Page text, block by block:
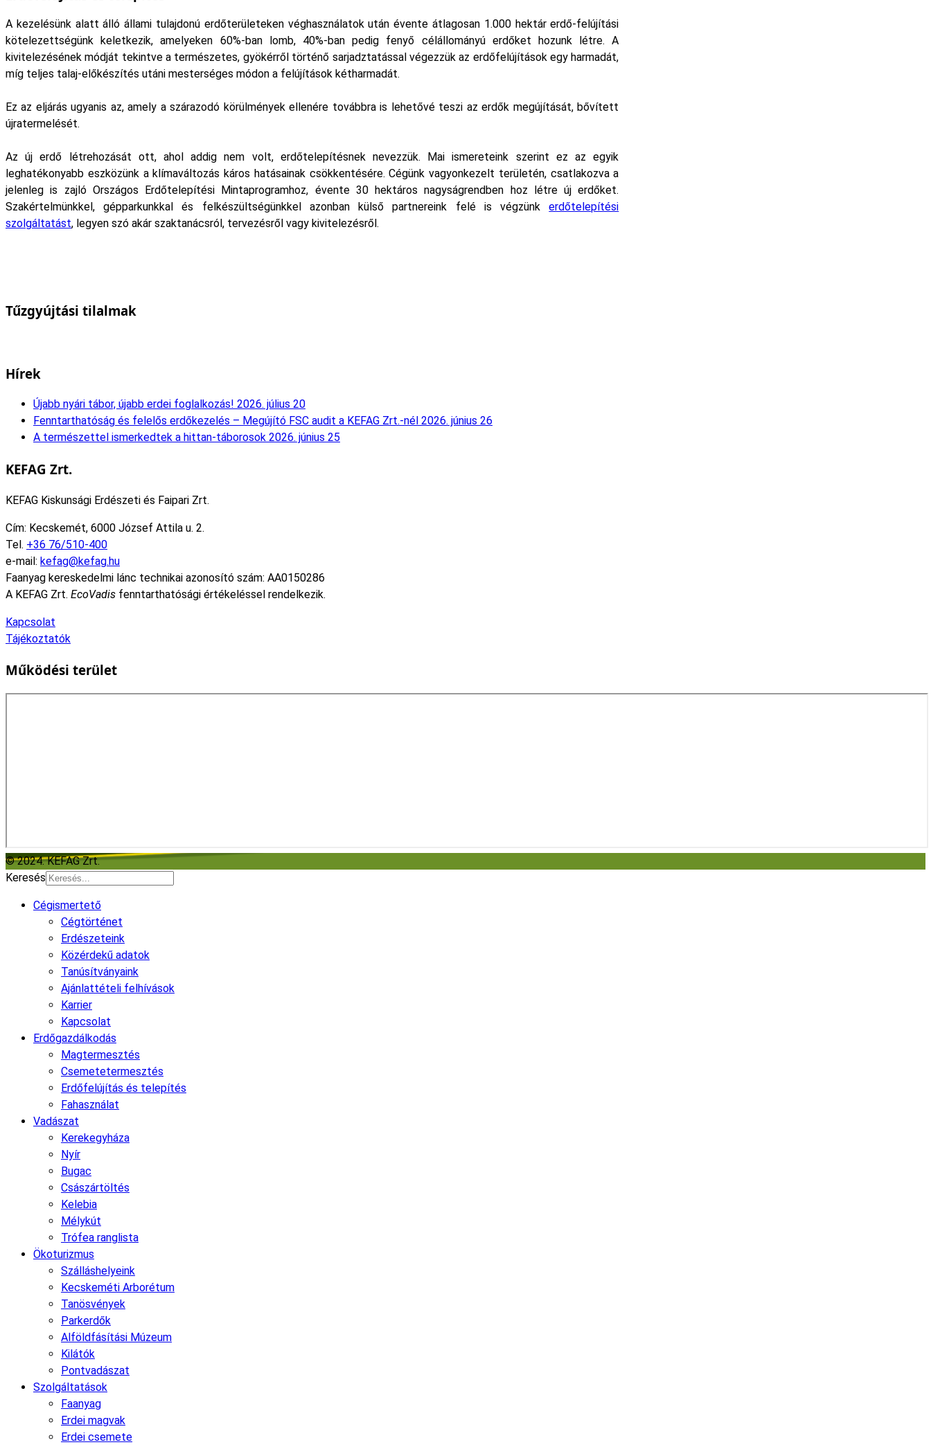
A kezelésünk alatt álló állami tulajdonú erdőterületeken véghasználatok után évente átlagosan 1.000 hektár erdő-felújítási
kötelezettségünk keletkezik, amelyeken 60%-ban lomb, 40%-ban pedig fenyő célállományú erdőket hozunk létre. A
kivitelezésének módját tekintve a természetes, gyökérről történő sarjadztatással végezzük az erdőfelújítások egy harmadát,
míg teljes talaj-előkészítés utáni mesterséges módon a felújítások kétharmadát.
Ez az eljárás ugyanis az, amely a szárazodó körülmények ellenére továbbra is lehetővé teszi az erdők megújítását, bővített
újratermelését.
Az új erdő létrehozását ott, ahol addig nem volt, erdőtelepítésnek nevezzük. Mai ismereteink szerint ez az egyik
leghatékonyabb eszközünk a klímaváltozás káros hatásainak csökkentésére. Cégünk vagyonkezelt területén, csatlakozva a
jelenleg is zajló Országos Erdőtelepítési Mintaprogramhoz, évente 30 hektáros nagyságrendben hoz létre új erdőket.
Szakértelmünkkel, gépparkunkkal és felkészültségünkkel azonban külső partnereink felé is végzünkerdőtelepítési
szolgáltatást, legyen szó akár szaktanácsról, tervezésről vagy kivitelezésről.
Tűzgyújtási tilalmak
Hírek
Újabb nyári tábor, újabb erdei foglalkozás! 2026. július 20
Fenntarthatóság és felelős erdőkezelés – Megújító FSC audit a KEFAG Zrt.-nél 2026. június 26
A természettel ismerkedtek a hittan-táborosok 2026. június 25
KEFAG Zrt.
KEFAG Kiskunsági Erdészeti és Faipari Zrt.
Cím: Kecskemét, 6000 József Attila u. 2.
Tel. +36 76/510-400
e-mail: kefag@kefag.hu
Faanyag kereskedelmi lánc technikai azonosító szám: AA0150286
A KEFAG Zrt. EcoVadis fenntarthatósági értékeléssel rendelkezik.
Kapcsolat
Tájékoztatók
Működési terület
© 2024. KEFAG Zrt.
Keresés
Cégismertető
Cégtörténet
Erdészeteink
Közérdekű adatok
Tanúsítványaink
Ajánlattételi felhívások
Karrier
Kapcsolat
Erdőgazdálkodás
Magtermesztés
Csemetetermesztés
Erdőfelújítás és telepítés
Fahasználat
Vadászat
Kerekegyháza
Nyír
Bugac
Császártöltés
Kelebia
Mélykút
Trófea ranglista
Ökoturizmus
Szálláshelyeink
Kecskeméti Arborétum
Tanösvények
Parkerdők
Alföldfásítási Múzeum
Kilátók
Pontvadászat
Szolgáltatások
Faanyag
Erdei magvak
Erdei csemete